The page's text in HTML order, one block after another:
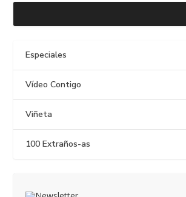
Especiales
Vídeo Contigo
Viñeta
100 Extraños-as